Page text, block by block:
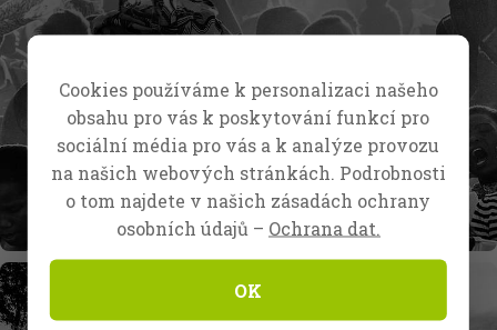
Cookies používáme k personalizaci našeho
obsahu pro vás k poskytování funkcí pro
sociální média pro vás a k analýze provozu
na našich webových stránkách. Podrobnosti
o tom najdete v našich zásadách ochrany
osobních údajů – Ochrana dat.
OK